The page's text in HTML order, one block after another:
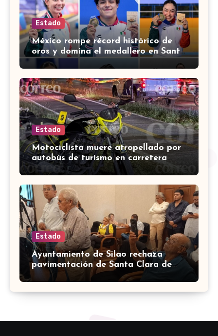
Estado
México rompe récord histórico de
oros y domina el medallero en Santo
Domingo 2026
Estado
Motociclista muere atropellado por
autobús de turismo en carretera
León-San Francisco del Rincón
Estado
Ayuntamiento de Silao rechaza
pavimentación de Santa Clara de
Marines